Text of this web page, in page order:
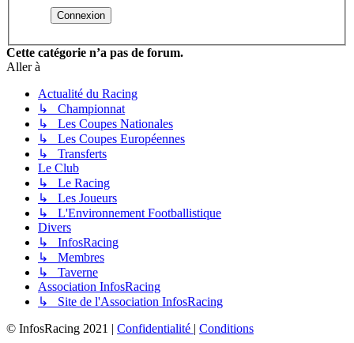
Cette catégorie n’a pas de forum.
Aller à
Actualité du Racing
↳ Championnat
↳ Les Coupes Nationales
↳ Les Coupes Européennes
↳ Transferts
Le Club
↳ Le Racing
↳ Les Joueurs
↳ L'Environnement Footballistique
Divers
↳ InfosRacing
↳ Membres
↳ Taverne
Association InfosRacing
↳ Site de l'Association InfosRacing
© InfosRacing 2021 | Confidentialité | Conditions